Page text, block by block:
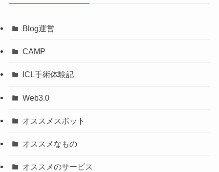
Blog運営
CAMP
ICL手術体験記
Web3.0
オススメスポット
オススメなもの
オススメのサービス